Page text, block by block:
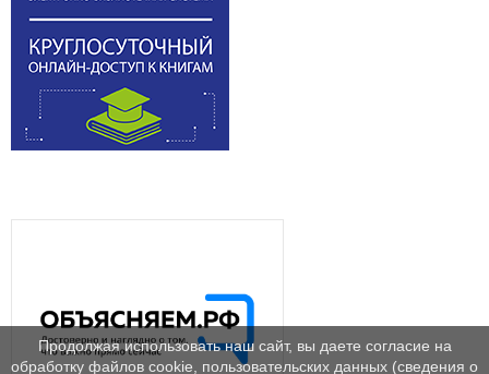
Продолжая использовать наш сайт, вы даете согласие на
обработку файлов cookie, пользовательских данных (сведения о